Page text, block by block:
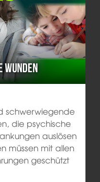
schwerwiegende
die psychische
auslösen
müssen mit allen
geschützt